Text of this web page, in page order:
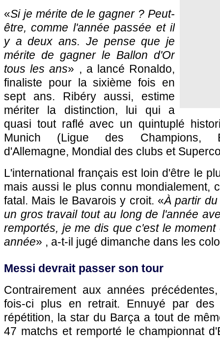
«Si je mérite de le gagner ? Peut-
être, comme l'année passée et il
y a deux ans. Je pense que je
mérite de gagner le Ballon d'Or
tous les ans» , a lancé Ronaldo,
finaliste pour la sixième fois en
sept ans. Ribéry aussi, estime
mériter la distinction, lui qui a
quasi tout raflé avec un quintuplé
Munich (Ligue des Champions,
d'Allemagne, Mondial des clubs et
L'international français est loin d'être le
mais aussi le plus connu mondialement,
fatal. Mais le Bavarois y croit. «À partir
un gros travail tout au long de l'année
remportés, je me dis que c'est le
année» , a-t-il jugé dimanche dans les
Messi devrait passer son tour
Contrairement aux années
fois-ci plus en retrait. Ennuyé par des
répétition, la star du Barça a tout de
47 matchs et remporté le championnat